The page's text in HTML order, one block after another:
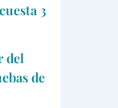
3
del
de